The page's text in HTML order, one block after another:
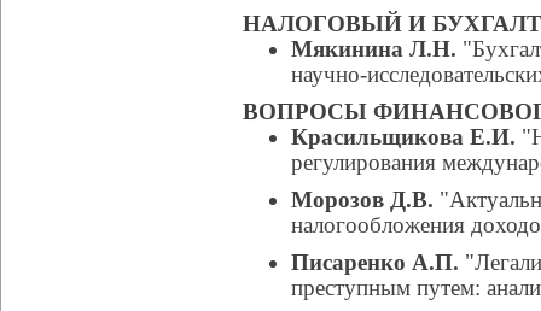
НАЛОГОВЫЙ И
Мякинина Л.Н.
научно-
ВОПРОСЫ
Красильщикова Е.И.
регулирования
Морозов Д.В.
налогообложения
Писаренко А.П.
преступным путем: